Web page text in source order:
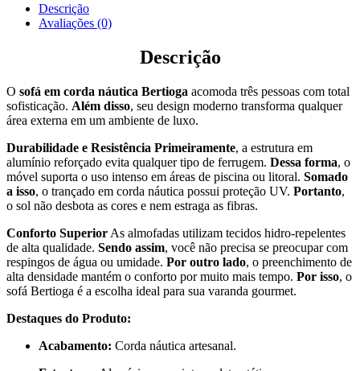
Descrição
Avaliações (0)
Descrição
O sofá em corda náutica Bertioga acomoda três pessoas com total
sofisticação. Além disso, seu design moderno transforma qualquer
área externa em um ambiente de luxo.
Durabilidade e Resistência Primeiramente, a estrutura em
alumínio reforçado evita qualquer tipo de ferrugem. Dessa forma, o
móvel suporta o uso intenso em áreas de piscina ou litoral. Somado
a isso, o trançado em corda náutica possui proteção UV. Portanto,
o sol não desbota as cores e nem estraga as fibras.
Conforto Superior As almofadas utilizam tecidos hidro-repelentes
de alta qualidade. Sendo assim, você não precisa se preocupar com
respingos de água ou umidade. Por outro lado, o preenchimento de
alta densidade mantém o conforto por muito mais tempo. Por isso, o
sofá Bertioga é a escolha ideal para sua varanda gourmet.
Destaques do Produto:
Acabamento: Corda náutica artesanal.